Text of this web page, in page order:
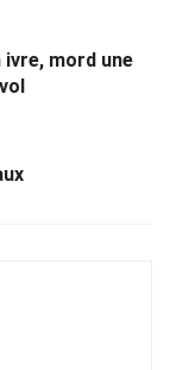
ivre, mord une